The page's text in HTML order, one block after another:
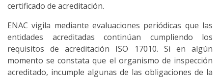
certificado de acreditación.
ENAC vigila mediante evaluaciones periódicas que las
entidades acreditadas continúan cumpliendo los
requisitos de acreditación ISO 17010. Si en algún
momento se constata que el organismo de inspección
acreditado, incumple algunas de las obligaciones de la